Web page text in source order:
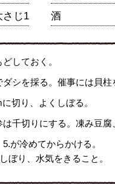
さじ1 酒
しておく。
シを採る。催事には貝
切り、よくしぼる。
千切りにする。凍み豆
が冷めてからかける。
ぼり、水気をきること。